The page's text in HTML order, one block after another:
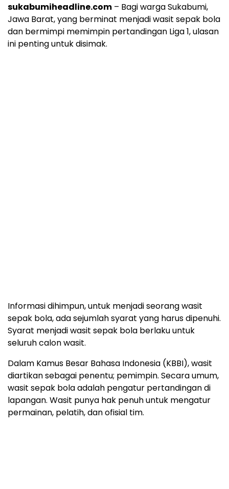
sukabumiheadline.com – Bagi warga Sukabumi,
Jawa Barat, yang berminat menjadi wasit sepak bola
dan bermimpi memimpin pertandingan Liga 1, ulasan
ini penting untuk disimak.
Informasi dihimpun, untuk menjadi seorang wasit
sepak bola, ada sejumlah syarat yang harus dipenuhi.
Syarat menjadi wasit sepak bola berlaku untuk
seluruh calon wasit.
Dalam Kamus Besar Bahasa Indonesia (KBBI), wasit
diartikan sebagai penentu; pemimpin. Secara umum,
wasit sepak bola adalah pengatur pertandingan di
lapangan. Wasit punya hak penuh untuk mengatur
permainan, pelatih, dan ofisial tim.